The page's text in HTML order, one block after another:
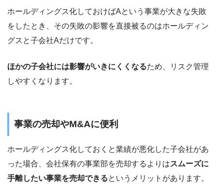
ホールディングス化しておけばAという事業が大きな失敗
をしたとき、その失敗の影響を直接被るのはホールディン
グスと子会社Aだけです。
ほかの子会社には影響がいきにくくなるため、リスク管理
しやすくなります。
事業の売却やM&Aに便利
ホールディングス化しておくと業績が悪化した子会社があ
った場合、会社保有の事業部を売却するよりはスムーズに
手離したい事業を売却できるというメリットがあります。